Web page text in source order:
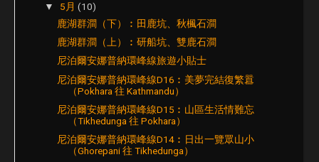
▼ 5月(10)
鹿湖群澗（下）︰田鹿坑、秋楓石澗
鹿湖群澗（上）︰研船坑、雙鹿石澗
尼泊爾安娜普納環峰線旅遊小貼士
尼泊爾安娜普納環峰線D16︰美夢完結復繁囂
（Pokhara 往 Kathmandu）
尼泊爾安娜普納環峰線D15︰山區生活情難忘
（Tikhedunga 往 Pokhara）
尼泊爾安娜普納環峰線D14︰日出一覽眾山小
（Ghorepani 往 Tikhedunga）